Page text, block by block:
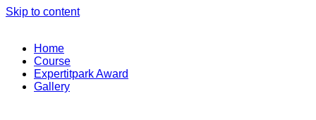
Skip to content
Home
Course
Expertitpark Award
Gallery